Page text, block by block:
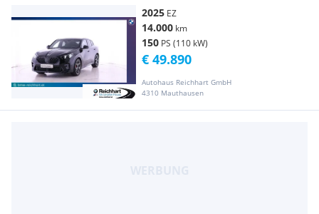
2025 EZ
14.000 km
150 PS (110 kW)
Autohaus Reichhart GmbH
4310 Mauthausen
€ 49.890